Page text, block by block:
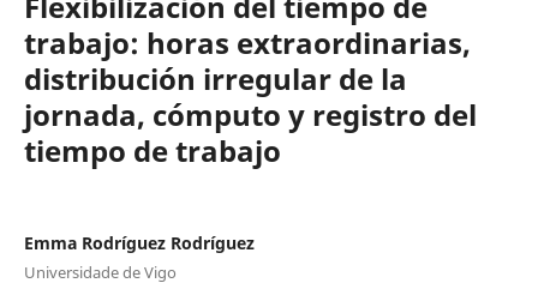
trabajo: horas extraordinarias,
distribución irregular de la
jornada, cómputo y registro del
tiempo de trabajo
Emma Rodríguez Rodríguez
Universidade de Vigo